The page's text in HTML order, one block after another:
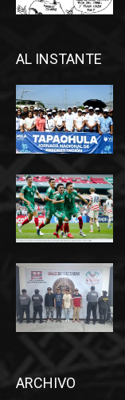
AL INSTANTE
ARCHIVO